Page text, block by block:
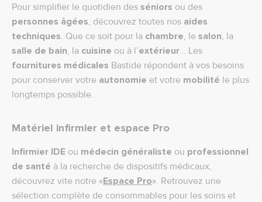
Pour simplifier le quotidien des séniors ou des
personnes âgées, découvrez toutes nos aides
techniques. Que ce soit pour la chambre, le salon, la
salle de bain, la cuisine ou à l’extérieur… Les
fournitures médicales Bastide répondent à vos besoins
pour conserver votre autonomie et votre mobilité le plus
longtemps possible.
Matériel infirmier et espace Pro
Infirmier IDE ou médecin généraliste ou professionnel
de santé à la recherche de dispositifs médicaux,
découvrez vite notre «Espace Pro». Retrouvez une
sélection complète de consommables pour les soins et